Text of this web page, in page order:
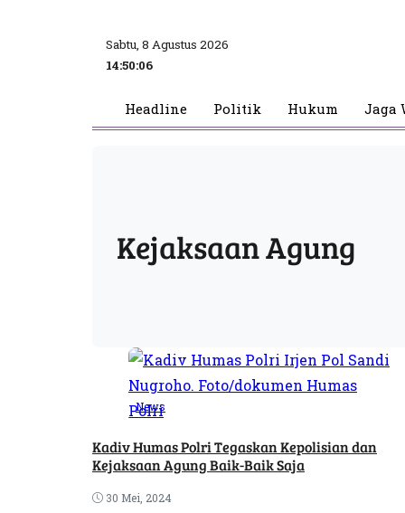
Sabtu, 8 Agustus 2026
14:50:06
Headline Politik Hukum Jaga
Kejaksaan Agung
News
Kadiv Humas Polri Tegaskan Kepolisian dan
Kejaksaan Agung Baik-Baik Saja
30 Mei, 2024